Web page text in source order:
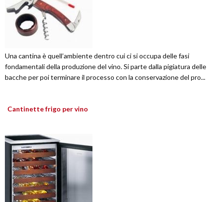
Una cantina è quell’ambiente dentro cui ci si occupa delle fasi
fondamentali della produzione del vino. Si parte dalla pigiatura delle
bacche per poi terminare il processo con la conservazione del pro...
Cantinette frigo per vino